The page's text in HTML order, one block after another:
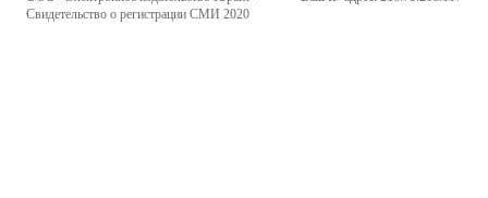
Свидетельство о регистрации СМИ 2020